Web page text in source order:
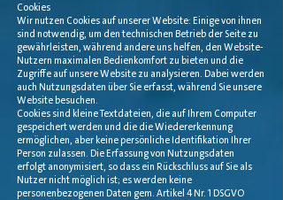
Cookies
Wir nutzen Cookies auf unserer Website: Einige von ihnen
sind notwendig, um den technischen Betrieb der Seite zu
gewährleisten, während andere uns helfen, den Website-
Nutzern maximalen Bedienkomfort zu bieten und die
Zugriffe auf unsere Website zu analysieren. Dabei werden
auch Nutzungsdaten über Sie erfasst, während Sie unsere
Website besuchen.
Cookies sind kleine Textdateien, die auf Ihrem Computer
gespeichert werden und die die Wiedererkennung
ermöglichen, aber keine persönliche Identifikation Ihrer
Person zulassen. Die Erfassung von Nutzungsdaten
erfolgt anonymisiert, so dass ein Rückschluss auf Sie als
Nutzer nicht möglich ist; es werden keine
personenbezogenen Daten gem. Artikel 4 Nr. 1 DSGVO